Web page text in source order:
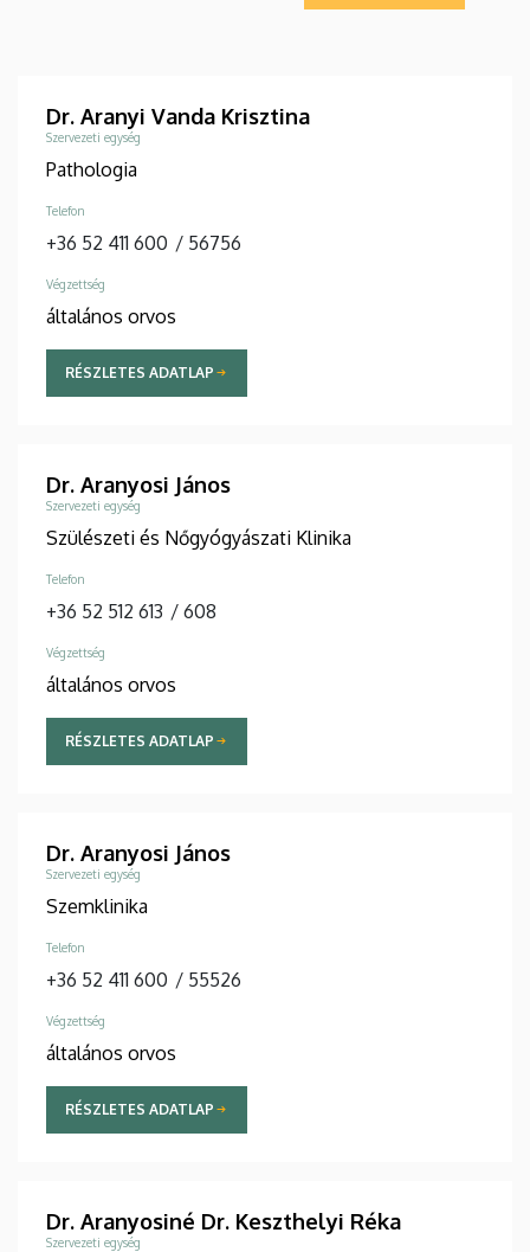
Dr. Aranyi Vanda Krisztina
Szervezeti egység
Pathologia
Telefon
+36 52 411 600 / 56756
Végzettség
általános orvos
RÉSZLETES ADATLAP
Dr. Aranyosi János
Szervezeti egység
Szülészeti és Nőgyógyászati Klinika
Telefon
+36 52 512 613 / 608
Végzettség
általános orvos
RÉSZLETES ADATLAP
Dr. Aranyosi János
Szervezeti egység
Szemklinika
Telefon
+36 52 411 600 / 55526
Végzettség
általános orvos
RÉSZLETES ADATLAP
Dr. Aranyosiné Dr. Keszthelyi Réka
Szervezeti egység